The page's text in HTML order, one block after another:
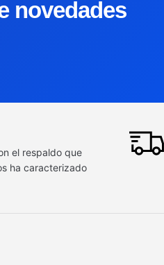
novedades
el respaldo que
ha caracterizado